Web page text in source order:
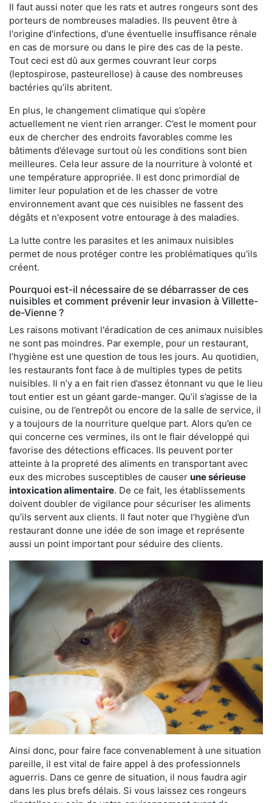
Il faut aussi noter que les rats et autres rongeurs sont des
porteurs de nombreuses maladies. Ils peuvent être à
l'origine d'infections, d'une éventuelle insuffisance rénale
en cas de morsure ou dans le pire des cas de la peste.
Tout ceci est dû aux germes couvrant leur corps
(leptospirose, pasteurellose) à cause des nombreuses
bactéries qu’ils abritent.
En plus, le changement climatique qui s’opère
actuellement ne vient rien arranger. C’est le moment pour
eux de chercher des endroits favorables comme les
bâtiments d’élevage surtout où les conditions sont bien
meilleures. Cela leur assure de la nourriture à volonté et
une température appropriée. Il est donc primordial de
limiter leur population et de les chasser de votre
environnement avant que ces nuisibles ne fassent des
dégâts et n'exposent votre entourage à des maladies.
La lutte contre les parasites et les animaux nuisibles
permet de nous protéger contre les problématiques qu'ils
créent.
Pourquoi est-il nécessaire de se débarrasser de ces
nuisibles et comment prévenir leur invasion à Villette-
de-Vienne ?
Les raisons motivant l'éradication de ces animaux nuisibles
ne sont pas moindres. Par exemple, pour un restaurant,
l’hygiène est une question de tous les jours. Au quotidien,
les restaurants font face à de multiples types de petits
nuisibles. Il n’y a en fait rien d’assez étonnant vu que le lieu
tout entier est un géant garde-manger. Qu’il s’agisse de la
cuisine, ou de l’entrepôt ou encore de la salle de service, il
y a toujours de la nourriture quelque part. Alors qu’en ce
qui concerne ces vermines, ils ont le flair développé qui
favorise des détections efficaces. Ils peuvent porter
atteinte à la propreté des aliments en transportant avec
eux des microbes susceptibles de causer une sérieuse
intoxication alimentaire. De ce fait, les établissements
doivent doubler de vigilance pour sécuriser les aliments
qu’ils servent aux clients. Il faut noter que l’hygiène d’un
restaurant donne une idée de son image et représente
aussi un point important pour séduire des clients.
Ainsi donc, pour faire face convenablement à une situation
pareille, il est vital de faire appel à des professionnels
aguerris. Dans ce genre de situation, il nous faudra agir
dans les plus brefs délais. Si vous laissez ces rongeurs